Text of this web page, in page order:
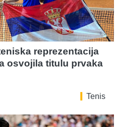
reprezentacija
osvojila titulu prvaka
Tenis